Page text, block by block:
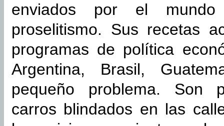
enviados por el
proselitismo. Sus recetas
programas de política
Argentina, Brasil,
pequeño problema. Son
carros blindados en las